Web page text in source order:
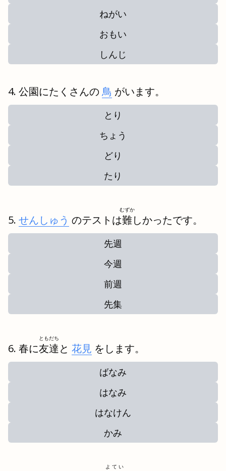
ねがい
おもい
しんじ
公園にたくさんの 鳥 がいます。
とり
ちょう
どり
たり
せんしゅう のテストは難
むずか
しかったです。
先週
今週
前週
先集
春に友達
ともだち
と 花見 をします。
ばなみ
はなみ
はなけん
かみ
よてい